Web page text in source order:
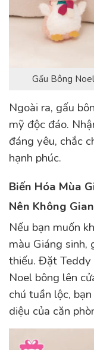
Gấu Bông
Ngoài ra, gấu
mỹ độc đáo.
đáng yêu, chắc
hạnh phúc.
Biến Hóa Mùa
Nên Không
Nếu bạn muốn
màu Giáng sinh,
thiếu. Đặt Teddy
Noel bông lên
chú tuần lộc,
diệu của căn